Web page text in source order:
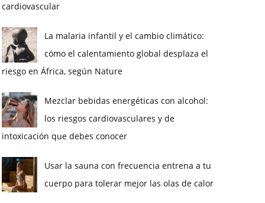
cardiovascular
La malaria infantil y el cambio climático:
cómo el calentamiento global desplaza el
riesgo en África, según Nature
Mezclar bebidas energéticas con alcohol:
los riesgos cardiovasculares y de
intoxicación que debes conocer
Usar la sauna con frecuencia entrena a tu
cuerpo para tolerar mejor las olas de calor